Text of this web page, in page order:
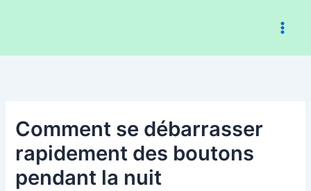
Comment se débarrasser
rapidement des boutons
pendant la nuit